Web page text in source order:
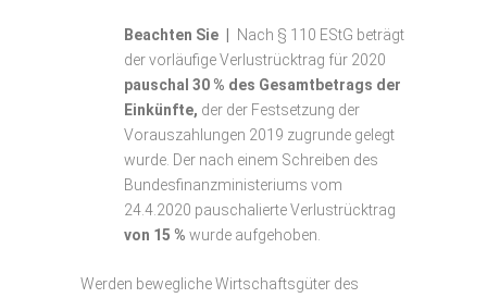
Beachten Sie |
Nach § 110 EStG beträgt
der vorläufige Verlustrücktrag für 2020
pauschal 30 % des Gesamtbetrags der
Einkünfte, der der Festsetzung der
Vorauszahlungen 2019 zugrunde gelegt
wurde. Der nach einem Schreiben des
Bundesfinanzministeriums vom
24.4.2020 pauschalierte Verlustrücktrag
von 15 % wurde aufgehoben.
Werden bewegliche Wirtschaftsgüter des